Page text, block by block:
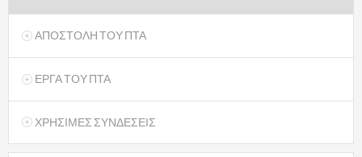
ΑΠΟΣΤΟΛΗ ΤΟΥ ΠΤΑ
ΕΡΓΑ ΤΟΥ ΠΤΑ
ΧΡΗΣΙΜΕΣ ΣΥΝΔΕΣΕΙΣ